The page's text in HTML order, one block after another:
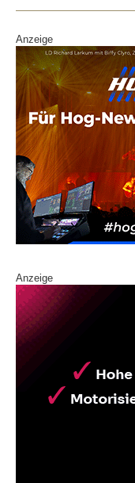
Anzeige
Anzeige